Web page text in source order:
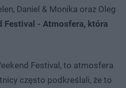
Daniel & Monika oraz Oleg
Festival - Atmosfera, która
Festival, to atmosfera
często podkreślali, że to